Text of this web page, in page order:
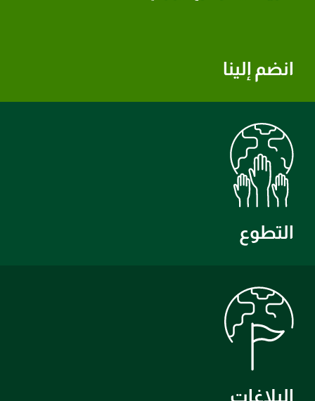
انضم إلينا
التطوع
البلاغات